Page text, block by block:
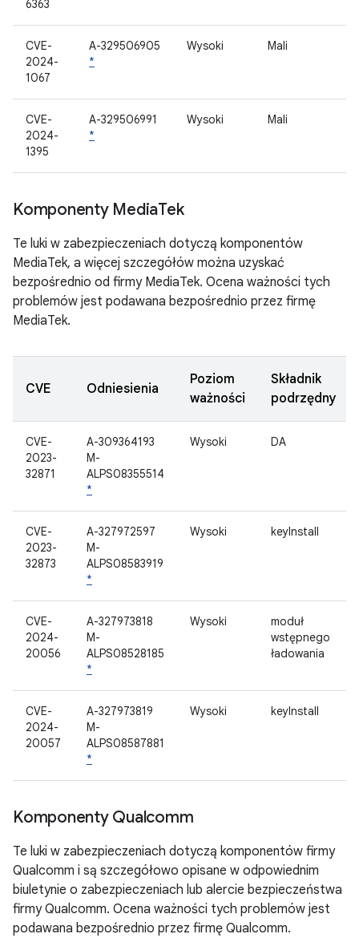
6363
CVE-
2024-
1067
A-329506905
*
Wysoki Mali
CVE-
2024-
1395
A-329506991
*
Wysoki Mali
Komponenty MediaTek
Te luki w zabezpieczeniach dotyczą komponentów
MediaTek, a więcej szczegółów można uzyskać
bezpośrednio od firmy MediaTek. Ocena ważności tych
problemów jest podawana bezpośrednio przez firmę
MediaTek.
CVE Odniesienia
Poziom
ważności
Składnik
podrzędny
CVE-
2023-
32871
A-309364193
M-
ALPS08355514
*
Wysoki DA
CVE-
2023-
32873
A-327972597
M-
ALPS08583919
*
Wysoki keyInstall
CVE-
2024-
20056
A-327973818
M-
ALPS08528185
*
Wysoki
moduł
wstępnego
ładowania
CVE-
2024-
20057
A-327973819
M-
ALPS08587881
*
Wysoki keyInstall
Komponenty Qualcomm
Te luki w zabezpieczeniach dotyczą komponentów firmy
Qualcomm i są szczegółowo opisane w odpowiednim
biuletynie o zabezpieczeniach lub alercie bezpieczeństwa
firmy Qualcomm. Ocena ważności tych problemów jest
podawana bezpośrednio przez firmę Qualcomm.